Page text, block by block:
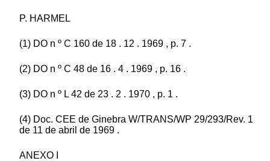
P. HARMEL
(1) DO n º C 160 de 18 . 12 . 1969 , p. 7 .
(2) DO n º C 48 de 16 . 4 . 1969 , p. 16 .
(3) DO n º L 42 de 23 . 2 . 1970 , p. 1 .
(4) Doc. CEE de Ginebra W/TRANS/WP 29/293/Rev. 1
de 11 de abril de 1969 .
ANEXO I